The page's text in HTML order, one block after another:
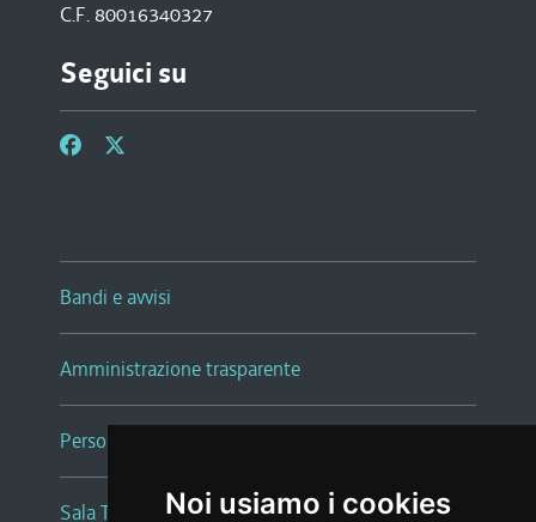
Noi usiamo i cookies
C.F. 80016340327
Seguici su
Bandi e avvisi
Amministrazione trasparente
Persone e Uffici
Sala Tiziano Tessitori